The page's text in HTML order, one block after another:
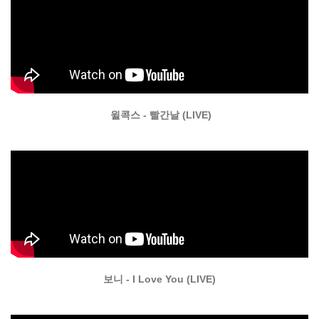
윌콕스 - 빨간날 (LIVE)
보니 - I Love You (LIVE)